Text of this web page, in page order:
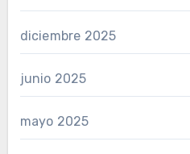
diciembre 2025
junio 2025
mayo 2025